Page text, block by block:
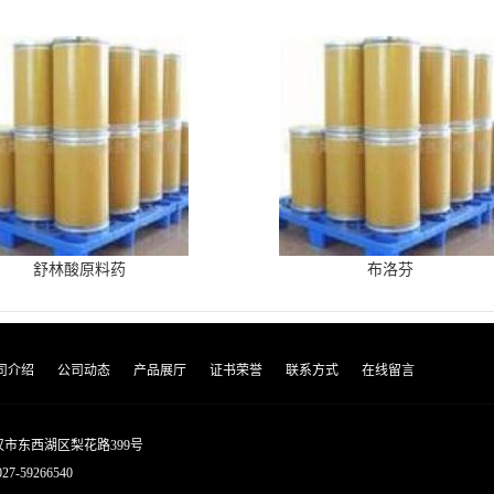
舒林酸原料药 布洛芬
介绍 公司动态 产品展厅 证书荣誉 联系方式 在线留言
市东西湖区梨花路399号
59266540